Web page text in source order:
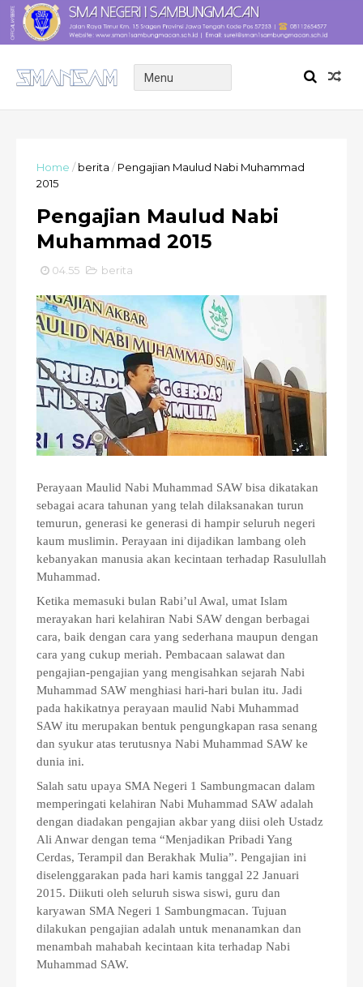
Home / berita / Pengajian Maulud Nabi Muhammad
2015
Pengajian Maulud Nabi
Muhammad 2015
04.55 berita
Perayaan Maulid Nabi Muhammad SAW bisa dikatakan
sebagai acara tahunan yang telah dilaksanakan turun
temurun, generasi ke generasi di hampir seluruh negeri
kaum muslimin. Perayaan ini dijadikan lambang oleh
kebanyakan manusia akan kecintaan terhadap Rasulullah
Muhammad.
Ketika memasuki bulan Rabi’ul Awal, umat Islam
merayakan hari kelahiran Nabi SAW dengan berbagai
cara, baik dengan cara yang sederhana maupun dengan
cara yang cukup meriah. Pembacaan salawat dan
pengajian-pengajian yang mengisahkan sejarah Nabi
Muhammad SAW menghiasi hari-hari bulan itu. Jadi
pada hakikatnya perayaan maulid Nabi Muhammad
SAW itu merupakan bentuk pengungkapan rasa senang
dan syukur atas terutusnya Nabi Muhammad SAW ke
dunia ini.
Salah satu upaya SMA Negeri 1 Sambungmacan dalam
memperingati kelahiran Nabi Muhammad SAW adalah
dengan diadakan pengajian akbar yang diisi oleh Ustadz
Ali Anwar dengan tema “Menjadikan Pribadi Yang
Cerdas, Terampil dan Berakhak Mulia”. Pengajian ini
diselenggarakan pada hari kamis tanggal 22 Januari
2015. Diikuti oleh seluruh siswa siswi, guru dan
karyawan SMA Negeri 1 Sambungmacan. Tujuan
dilakukan pengajian adalah untuk menanamkan dan
menambah mahabah kecintaan kita terhadap Nabi
Muhammad SAW.